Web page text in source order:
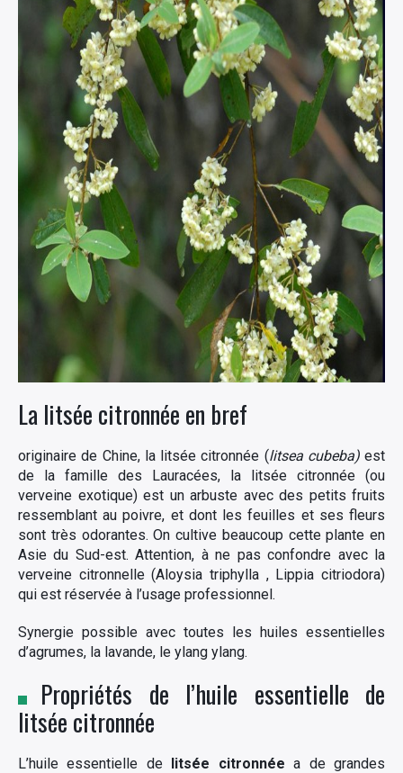
La litsée citronnée en bref
originaire de Chine, la litsée citronnée (litsea cubeba) est
de la famille des Lauracées, la litsée citronnée (ou
verveine exotique) est un arbuste avec des petits fruits
ressemblant au poivre, et dont les feuilles et ses fleurs
sont très odorantes. On cultive beaucoup cette plante en
Asie du Sud-est. Attention, à ne pas confondre avec la
verveine citronnelle (Aloysia triphylla , Lippia citriodora)
qui est réservée à l’usage professionnel.
Synergie possible avec toutes les huiles essentielles
d’agrumes, la lavande, le ylang ylang.
Propriétés de l’huile essentielle de
litsée citronnée
L’huile essentielle de litsée citronnée a de grandes